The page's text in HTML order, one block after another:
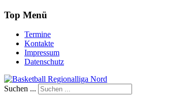
Top Menü
Termine
Kontakte
Impressum
Datenschutz
Suchen ...